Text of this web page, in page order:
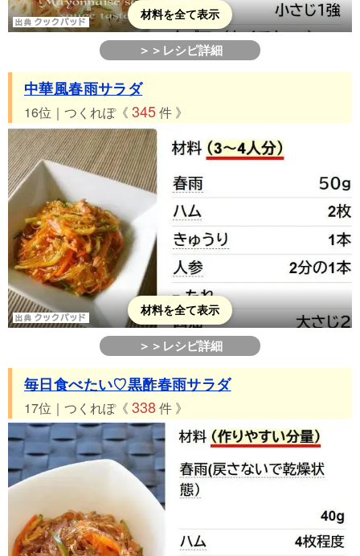
材料を全て表示
＞＞レシピ詳細
中華風春雨サラダ
16位｜つくれぽ《 345件 》
材料を全て表示
＞＞レシピ詳細
毎日食べたい♡黒酢春雨サラダ
17位｜つくれぽ《 338件 》